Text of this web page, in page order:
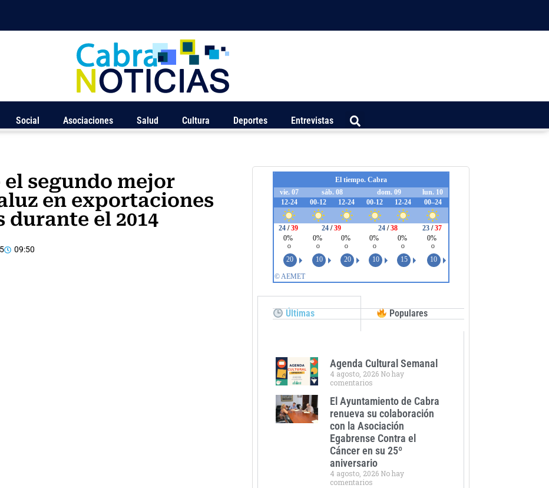
Social Asociaciones Salud Cultura Deportes Entrevistas
segundo mejor
en exportaciones
el 2014
09:50
Últimas Populares
Agenda Cultural Semanal
4 agosto, 2026 No hay
comentarios
El Ayuntamiento de Cabra
renueva su colaboración
con la Asociación
Egabrense Contra el
Cáncer en su 25º
aniversario
4 agosto, 2026 No hay
comentarios